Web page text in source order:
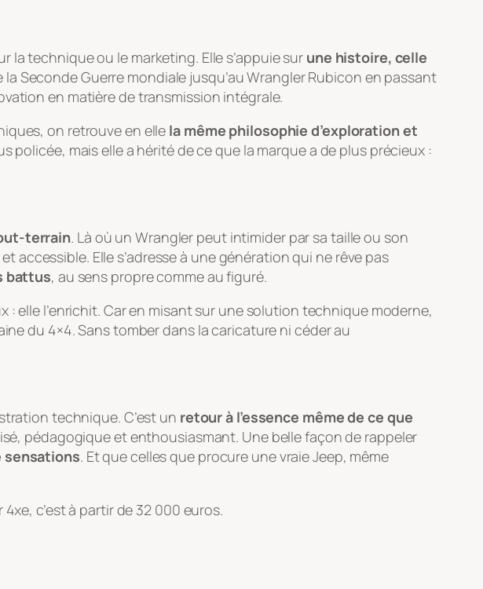
la technique ou le marketing. Elle s’appuie sur une histoire, celle
la Seconde Guerre mondiale jusqu’au Wrangler Rubicon en passant
en matière de transmission intégrale.
on retrouve en elle la même philosophie d’exploration et
mais elle a hérité de ce que la marque a de plus précieux :
terrain. Là où un Wrangler peut intimider par sa taille ou son
accessible. Elle s’adresse à une génération qui ne rêve pas
battus, au sens propre comme au figuré.
: elle l’enrichit. Car en misant sur une solution technique moderne,
du 4×4. Sans tomber dans la caricature ni céder au
technique. C’est un retour à l’essence même de ce que
pédagogique et enthousiasmant. Une belle façon de rappeler
sensations. Et que celles que procure une vraie Jeep, même
c’est à partir de 32 000 euros.